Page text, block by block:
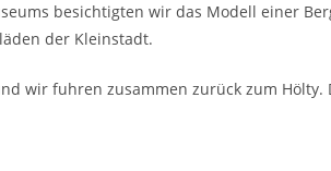
besichtigten wir das Modell einer
der Kleinstadt.
wir fuhren zusammen zurück zum Hölty.